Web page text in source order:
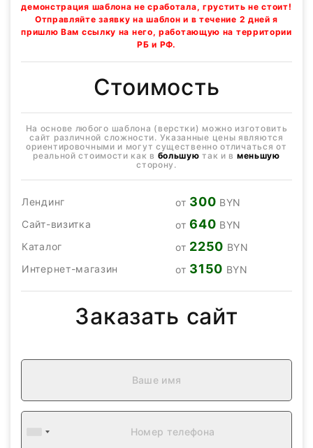
демонстрация шаблона не сработала, грустить не стоит!
Отправляйте заявку на шаблон и в течение 2 дней я
пришлю Вам ссылку на него, работающую на территории
РБ и РФ.
Стоимость
На основе любого шаблона (верстки) можно изготовить
сайт различной сложности. Указанные цены являются
ориентировочными и могут существенно отличаться от
реальной стоимости как в большую так и в меньшую
сторону.
Лендинг от 300 BYN
Сайт-визитка
от640 BYN
Каталог
от 2250 BYN
Интернет-магазин
от 3150 BYN
Заказать сайт